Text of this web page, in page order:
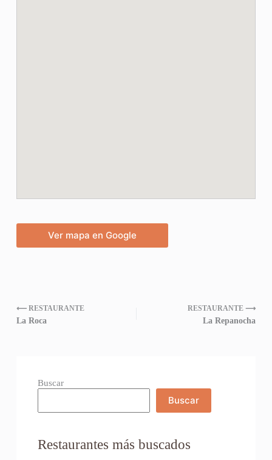
Ver mapa en Google
⟵ RESTAURANTE
La Roca
RESTAURANTE ⟶
La Repanocha
Buscar
Buscar
Restaurantes más buscados